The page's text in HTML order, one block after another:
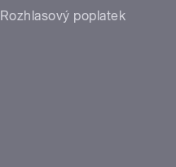
Rozhlasový poplatek